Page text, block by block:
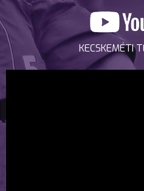
KECSKEMÉTI